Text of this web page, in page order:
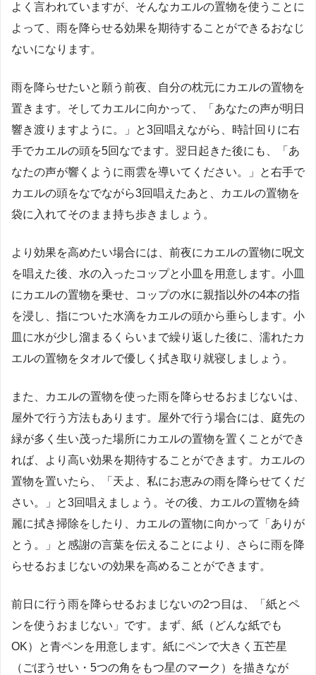
よく言われていますが、そんなカエルの置物を使うことに
よって、雨を降らせる効果を期待することができるおなじ
ないになります。
雨を降らせたいと願う前夜、自分の枕元にカエルの置物を
置きます。そしてカエルに向かって、「あなたの声が明日
響き渡りますように。」と3回唱えながら、時計回りに右
手でカエルの頭を5回なでます。翌日起きた後にも、「あ
なたの声が響くように雨雲を導いてください。」と右手で
カエルの頭をなでながら3回唱えたあと、カエルの置物を
袋に入れてそのまま持ち歩きましょう。
より効果を高めたい場合には、前夜にカエルの置物に呪文
を唱えた後、水の入ったコップと小皿を用意します。小皿
にカエルの置物を乗せ、コップの水に親指以外の4本の指
を浸し、指についた水滴をカエルの頭から垂らします。小
皿に水が少し溜まるくらいまで繰り返した後に、濡れたカ
エルの置物をタオルで優しく拭き取り就寝しましょう。
また、カエルの置物を使った雨を降らせるおまじないは、
屋外で行う方法もあります。屋外で行う場合には、庭先の
緑が多く生い茂った場所にカエルの置物を置くことができ
れば、より高い効果を期待することができます。カエルの
置物を置いたら、「天よ、私にお恵みの雨を降らせてくだ
さい。」と3回唱えましょう。その後、カエルの置物を綺
麗に拭き掃除をしたり、カエルの置物に向かって「ありが
とう。」と感謝の言葉を伝えることにより、さらに雨を降
らせるおまじないの効果を高めることができます。
前日に行う雨を降らせるおまじないの2つ目は、「紙とペ
ンを使うおまじない」です。まず、紙（どんな紙でも
OK）と青ペンを用意します。紙にペンで大きく五芒星
（ごぼうせい・5つの角をもつ星のマーク）を描きなが